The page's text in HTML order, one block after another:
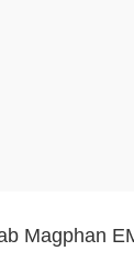
Magphan